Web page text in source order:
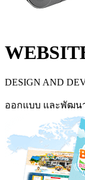
DESIGN AND
ออกแบบ และพัฒน